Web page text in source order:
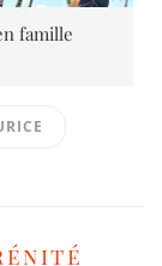
famille